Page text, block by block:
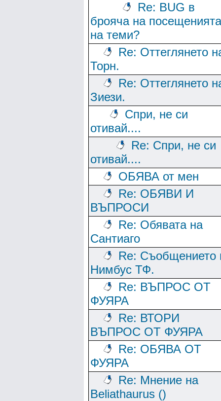
Re: BUG в
брояча на посещенията
на теми?
Re: Оттеглянето
Торн.
Re: Оттеглянето
Зиези.
Спри, не си
отивай....
Re: Спри, не си
отивай....
ОБЯВА от мен
Re: ОБЯВИ И
ВЪПРОСИ
Re: Обявата на
Сантиаго
Re: Съобщението
Нимбус ТФ.
Re: ВЪПРОС ОТ
ФУЯРА
Re: ВТОРИ
ВЪПРОС ОТ ФУЯРА
Re: ОБЯВА ОТ
ФУЯРА
Re: Мнение на
Beliathaurus ()